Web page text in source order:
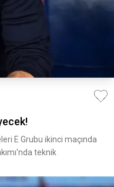
E Grubu ikinci maçında
teknik